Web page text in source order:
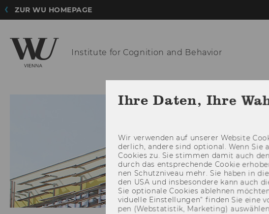
ZUR WU HOMEPAGE
Institute for Cognition and Behavior
Ihre Daten, Ihre
Wir ver­wen­den auf un­se­rer Web­site
der­lich, an­de­re sind op­tio­nal. Wenn Sie
Coo­kies zu. Sie stim­men damit auch
durch das ent­spre­chen­de Coo­kie
nen Schutz­ni­veau mehr. Sie haben in
den USA und ins­be­son­de­re kann auch
Sie op­tio­na­le Coo­kies ab­leh­nen
vi­du­el­le Ein­stel­lun­gen“ fin­den Sie eine
pen (Web­sta­tis­tik, Mar­ke­ting)